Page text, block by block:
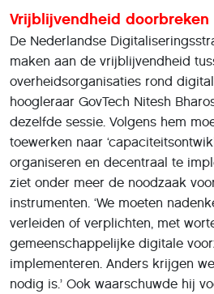
Vrijblijvendheid doorbreken
De Nederlandse
maken aan de vrijblijvendheid
overheidsorganisaties rond
hoogleraar GovTech Nitesh
dezelfde sessie. Volgens hem
toewerken naar
organiseren en decentraal te
ziet onder meer de noodzaak
instrumenten. ‘We moeten
verleiden of verplichten, met
gemeenschappelijke digitale
implementeren. Anders krijgen
nodig is.’ Ook waarschuwde hij